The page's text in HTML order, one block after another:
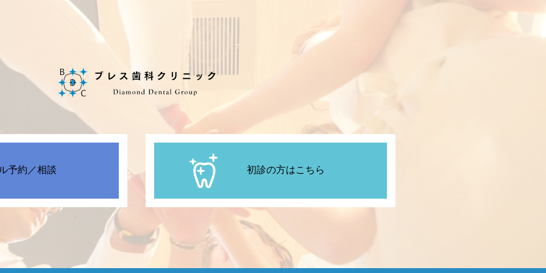
予約／相談 初診の方はこちら